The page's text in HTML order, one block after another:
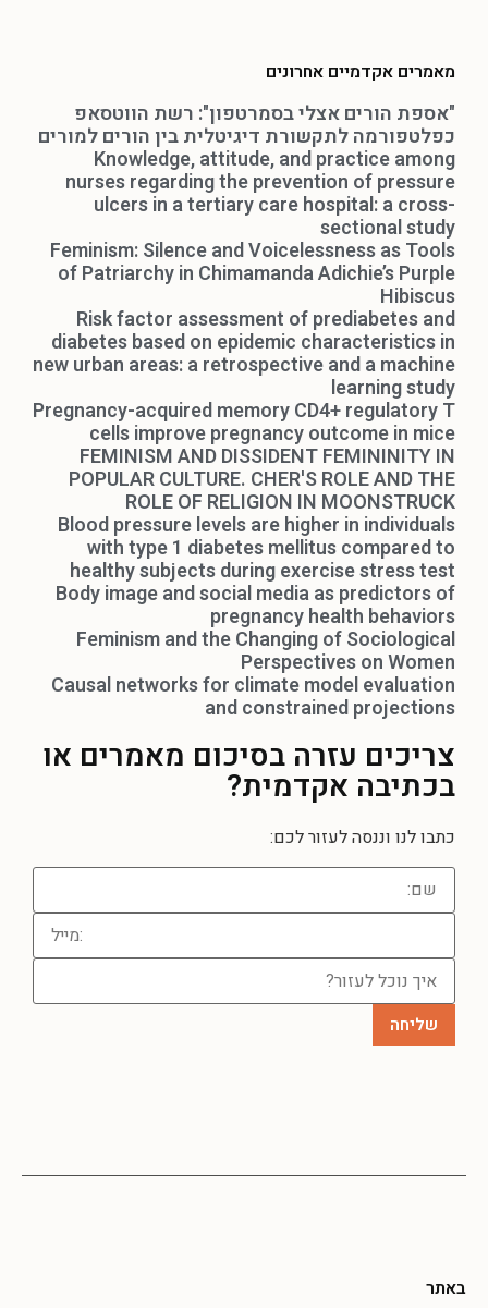
מאמרים אקדמיים אחרונים
"אספת הורים אצלי בסמרטפון": רשת הווטסאפ
כפלטפורמה לתקשורת דיגיטלית בין הורים למורים
Knowledge, attitude, and practice among
nurses regarding the prevention of pressure
ulcers in a tertiary care hospital: a cross-
sectional study
Feminism: Silence and Voicelessness as Tools
of Patriarchy in Chimamanda Adichie’s Purple
Hibiscus
Risk factor assessment of prediabetes and
diabetes based on epidemic characteristics in
new urban areas: a retrospective and a machine
learning study
Pregnancy-acquired memory CD4+ regulatory T
cells improve pregnancy outcome in mice
FEMINISM AND DISSIDENT FEMININITY IN
POPULAR CULTURE. CHER'S ROLE AND THE
ROLE OF RELIGION IN MOONSTRUCK
Blood pressure levels are higher in individuals
with type 1 diabetes mellitus compared to
healthy subjects during exercise stress test
Body image and social media as predictors of
pregnancy health behaviors
Feminism and the Changing of Sociological
Perspectives on Women
Causal networks for climate model evaluation
and constrained projections
צריכים עזרה בסיכום מאמרים או
בכתיבה אקדמית?
כתבו לנו וננסה לעזור לכם:
באתר